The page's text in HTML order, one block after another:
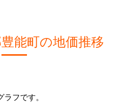
能町の地価推移
フです。